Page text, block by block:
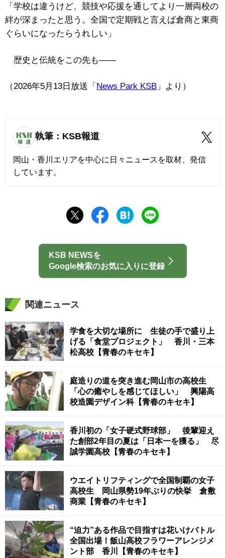
「学校は違うけど、競技や応援を通してより一層両校の
絆が深まったと思う。全国で定期戦と言えば倉商と東商
ぐらいになったらうれしい」
歴史と伝統をこの先も――
（2026年5月13日放送「 News Park KSB 」より）
執筆：KSB報道
岡山・香川エリアを中心に日々ニュースを取材、発信
しています。
KSB NEWSを
Google検索のお気に入りに登録
関連ニュース
学食を大切な場所に 生徒の手で盛り上
げる「食堂プロジェクト」 香川・三本
松高校【青春のキセキ】
庭造りの道を突き進む岡山市の高校生
「心の癒やしを感じてほしい」 興陽高
校造園デザイン科【青春のキセキ】
香川初の「女子硬式野球部」 後輩迎え
た創部2年目の夏は「日本一を獲る」 尽
誠学園高校【青春のキセキ】
ウエイトリフティングで全国制覇の女子
高校生 岡山県勢19年ぶりの快挙 倉敷
商業【青春のキセキ】
“迫力”ある作品で目指すは花いけバトル
全国出場！飯山高校フラワーアレンジメ
ント部 香川【青春のキセキ】